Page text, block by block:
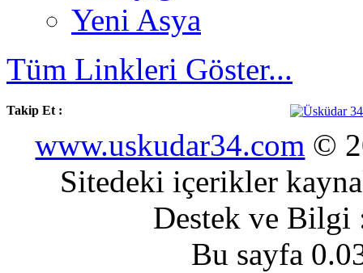
Yeni Asya
Tüm Linkleri Göster...
Takip Et :
www.uskudar34.com ©
Sitedeki içerikler
Destek ve
Bu sayfa